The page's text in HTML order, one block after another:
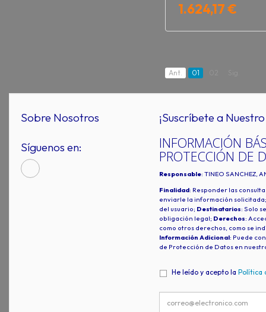
1.624,17 €
Ant. 01
Sobre Nosotros
Síguenos en:
¡Suscríbete a
INFORMACIÓN
PROTECCIÓN DE
Responsable: TINEO SANCHEZ,
Finalidad: Responder las
enviarle la información
del usuario; Destinatarios: Solo
obligación legal; Derechos:
como otros derechos, como se
Información Adicional: Puede
de Protección de Datos en
He leído y acepto la Política